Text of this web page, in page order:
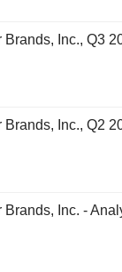
Brands, Inc., Q3
Brands, Inc., Q2
Brands, Inc. -